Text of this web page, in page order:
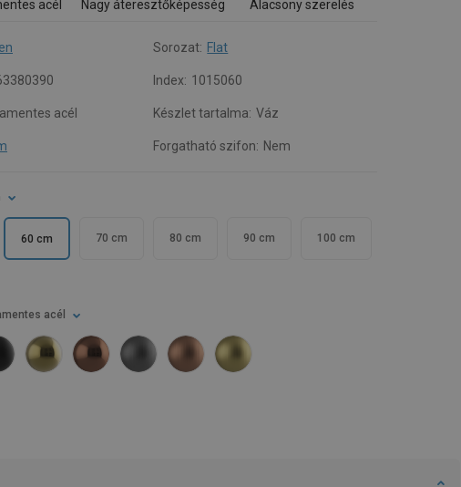
acél Nagy áteresztőképesség Alacsony szerelés
Sorozat: Flat
Index: 1015060
acél Készlet tartalma: Váz
Forgatható szifon: Nem
60 cm 70 cm 80 cm 90 cm 100 cm
acél